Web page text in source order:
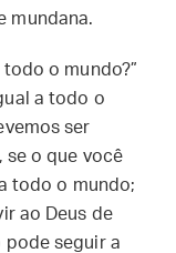
mundana.
o mundo?”
a todo o
ser
se o que você
todo o mundo;
ao Deus de
pode seguir a